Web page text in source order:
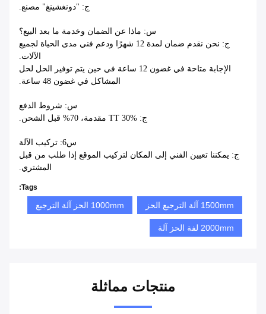
ج: "دونغشينغ" مصنع.
س: ماذا عن الضمان وخدمة ما بعد البيع؟
ج: نحن نقدم ضمان لمدة 12 شهرًا ودعم فني مدى الحياة لجميع
الآلات.
الإجابة متاحة في غضون 12 ساعة في حين يتم توفير الحل لحل
المشاكل في غضون 48 ساعة.
س: شروط الدفع
ج: TT 30% مقدمة، 70% قبل الشحن.
س6: تركيب الآلة
ج: يمكننا تعيين الفني إلى المكان لتركيب الموقع إذا طلب من قبل
المشتري.
Tags:
1500mm آلة الترجيع الحز 1000mm الحز آلة الترجيع
2000mm لفة الحز آلة
منتجات مماثلة